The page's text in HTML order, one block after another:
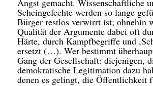
Angst gemacht. Wissenschaftliche
Scheingefechte werden so lange
Bürger restlos verwirrt ist; ohnehin
Qualität der Argumente dabei oft
Härte, durch Kampfbegriffe und
ersetzt (…). Wer bestimmt
Gang der Gesellschaft: diejenigen,
demokratische Legitimation dazu
denen es gelingt, die Öffentlichkeit